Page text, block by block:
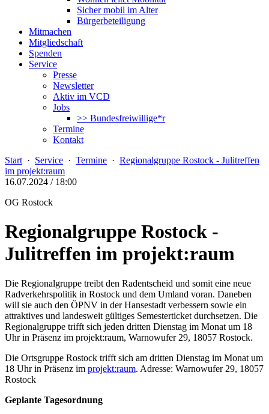
Sicher mobil im Alter
Bürgerbeteiligung
Mitmachen
Mitgliedschaft
Spenden
Service
Presse
Newsletter
Aktiv im VCD
Jobs
>> Bundesfreiwillige*r
Termine
Kontakt
Start · Service · Termine · Regionalgruppe Rostock - Julitreffen
im projekt:raum
16.07.2024 / 18:00
OG Rostock
Regionalgruppe Rostock -
Julitreffen im projekt:raum
Die Regionalgruppe treibt den Radentscheid und somit eine neue
Radverkehrspolitik in Rostock und dem Umland voran. Daneben
will sie auch den ÖPNV in der Hansestadt verbessern sowie ein
attraktives und landesweit gültiges Semesterticket durchsetzen. Die
Regionalgruppe trifft sich jeden dritten Dienstag im Monat um 18
Uhr in Präsenz im projekt:raum, Warnowufer 29, 18057 Rostock.
Die Ortsgruppe Rostock trifft sich am dritten Dienstag im Monat um
18 Uhr in Präsenz im projekt:raum. Adresse: Warnowufer 29, 18057
Rostock
Geplante Tagesordnung